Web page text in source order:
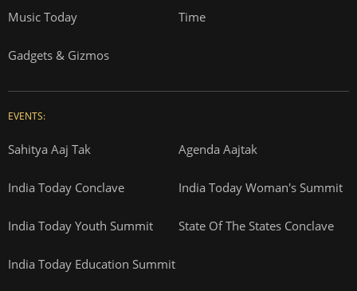
Music Today Time
Gadgets & Gizmos
EVENTS:
Sahitya Aaj Tak Agenda Aajtak
India Today Conclave India Today Woman's Summit
India Today Youth Summit State Of The States Conclave
India Today Education Summit